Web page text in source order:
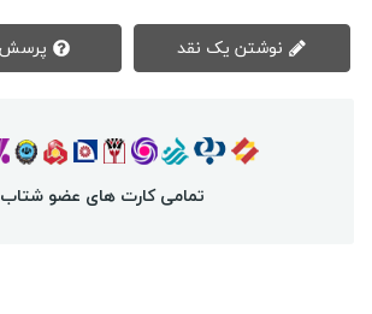
تمامی کارت های عضو شتاب